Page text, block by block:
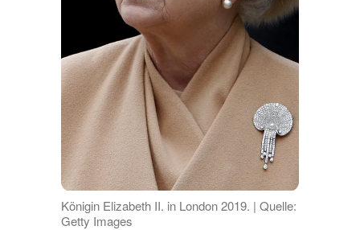
Königin Elizabeth II. in London 2019. | Quelle:
Getty Images